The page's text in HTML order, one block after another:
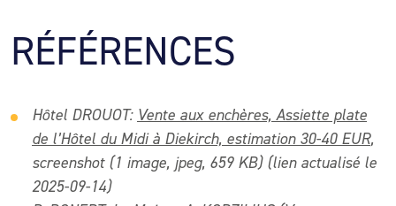
RÉFÉRENCES
Hôtel DROUOT: Vente aux enchères, Assiette plate
de l’Hôtel du Midi à Diekirch, estimation 30-40 EUR,
screenshot (1 image, jpeg, 659 KB) (lien actualisé le
2025-09-14)